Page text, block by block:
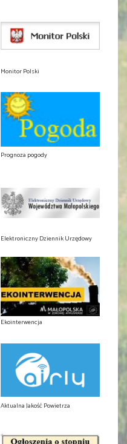
Monitor Polski
Prognoza pogody
Elektroniczny Dziennik Urzędowy
Ekointerwencja
Aktualna Jakość Powietrza